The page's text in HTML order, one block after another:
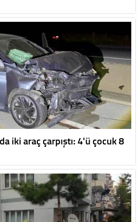
iki araç çarpıştı: 4'ü çocuk 8